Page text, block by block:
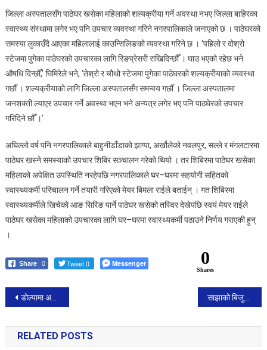
जिल्ला अस्पतालसँग पाठेघर खसेका महिलाको शल्यक्रीया गर्ने अवस्था नभए जिल्ला बाहिरका
स्वास्थ्य संस्थामा लगेर भए पनि उपचार व्यवस्था गरिने नगरपालिकाले जनाएको छ । पाठेघरको
समस्या लुकाउँदै आएका महिलालाई काउन्सिलिङको व्यवस्था गरिने छ । ‘पहिलो र दोश्रो
स्टेजमा पुगेका पाठेघरको उपचारका लागि रिङप्रेसरी राखिदिन्छौँ । घाउ भएको रहेछ भने
औषधि दिन्छौँ,’ घिमिरेले भने, ‘तेश्रो र चौथो स्टेजमा पुगेका पाठेघरको शल्यक्रीयाको व्यवस्था
गर्छौँ । शल्यक्रीयाको लागि जिल्ला अस्पतालसँग समन्वय गर्छौँ । जिल्ला अस्पतालमा
जनशक्ती ल्याएर उपचार गर्ने अवस्था भएन भने अन्यत्र लगेर भए पनि पाठघेरको उपचार
गरिदिने छौँ ।’
अघिल्लो वर्ष पनि नगरपालिकाले बाहुनीडाँडाको झाप्पा, अर्खौलेको नवलपुर, सल्ले र मंगलटारमा
पाठेघर खस्ने समस्याको उपचार शिबिर सञ्चालन गरेको थियो । तर शिबिरमा पाठेघर खसेका
महिलाको अपेक्षित उपस्थिति नरहेपछि नगरपालिकाले घर–घरमा सहयोगी सहितको
स्वास्थ्यकर्मी परिचालन गर्ने तयारी गरिएको मेयर बिमला राईले बताईन् । गत शिबिरमा
स्वास्थ्यकर्मीले खिचेको आङ सिरिङ पार्ने पाठेघर खसेको तस्विर देखेपछि स्वयं मेयर राईले
पाठेघर खसेका महिलाको उपचारका लागि घर–घरमा स्वास्थ्यकर्मी पठाउने निर्णय गराएकी हुन्
।
Share 0 Tweet 0 Messenger 0
Shares
Post
navigation
डोल्पामा अब सीधा यातायात सेवा सुचारु । साझाको बिजुली बस उद्घाटन गर्न राष्ट्रपति भण्डारी पाटनमा।
RELATED POSTS